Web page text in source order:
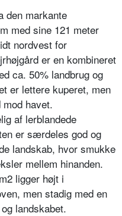
den markante
med sine 121 meter
nordvest for
er en kombineret
ca. 50% landbrug og
er lettere kuperet, men
havet.
af lerblandede
er særdeles god og
landskab, hvor smukke
mellem hinanden.
ligger højt i
men stadig med en
landskabet.